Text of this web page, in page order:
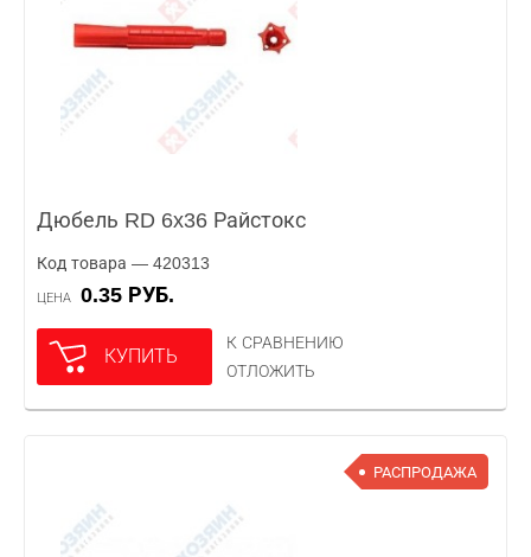
Дюбель RD 6x36 Райстокс
Код товара — 420313
ЦЕНА 0.35 РУБ.
КУПИТЬ
К СРАВНЕНИЮ
ОТЛОЖИТЬ
РАСПРОДАЖА